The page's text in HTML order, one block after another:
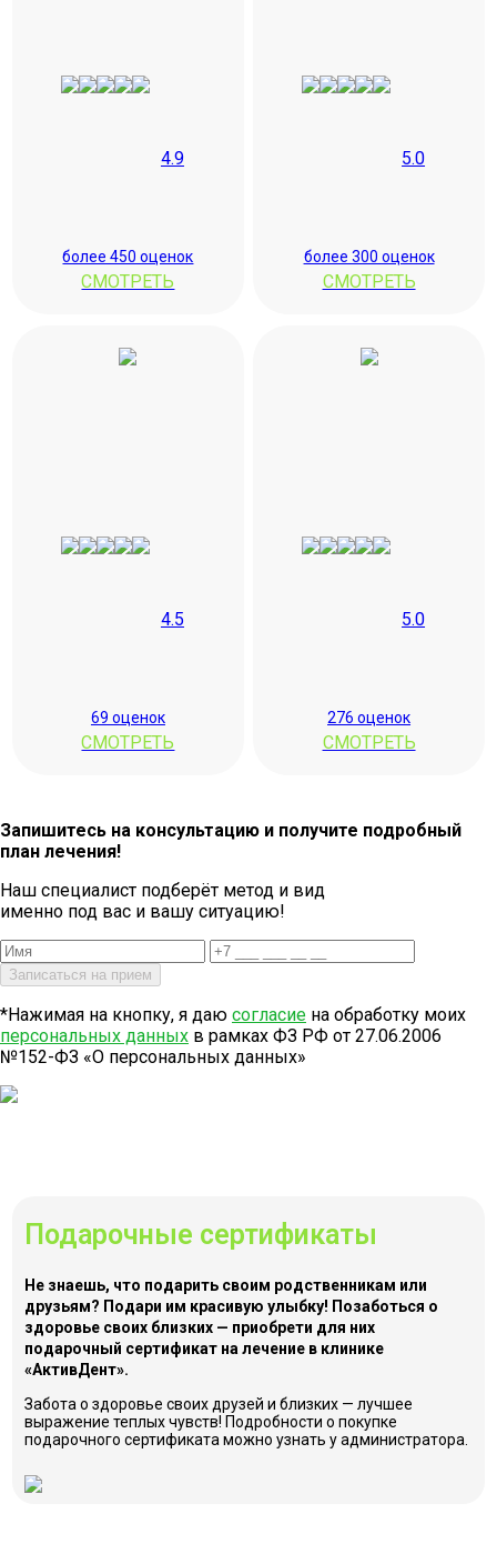
4.9
более 450 оценок
СМОТРЕТЬ
5.0
более 300 оценок
СМОТРЕТЬ
4.5
69 оценок
СМОТРЕТЬ
5.0
276 оценок
СМОТРЕТЬ
Запишитесь на консультацию и получите подробный
план лечения!
Наш специалист подберёт метод и вид
именно под вас и вашу ситуацию!
*Нажимая на кнопку, я даю согласие на обработку моих
персональных данных в рамках ФЗ РФ от 27.06.2006
№152-ФЗ «О персональных данных»
Подарочные сертификаты
Не знаешь, что подарить своим родственникам или
друзьям? Подари им красивую улыбку! Позаботься о
здоровье своих близких — приобрети для них
подарочный сертификат на лечение в клинике
«АктивДент».
Забота о здоровье своих друзей и близких — лучшее
выражение теплых чувств! Подробности о покупке
подарочного сертификата можно узнать у администратора.